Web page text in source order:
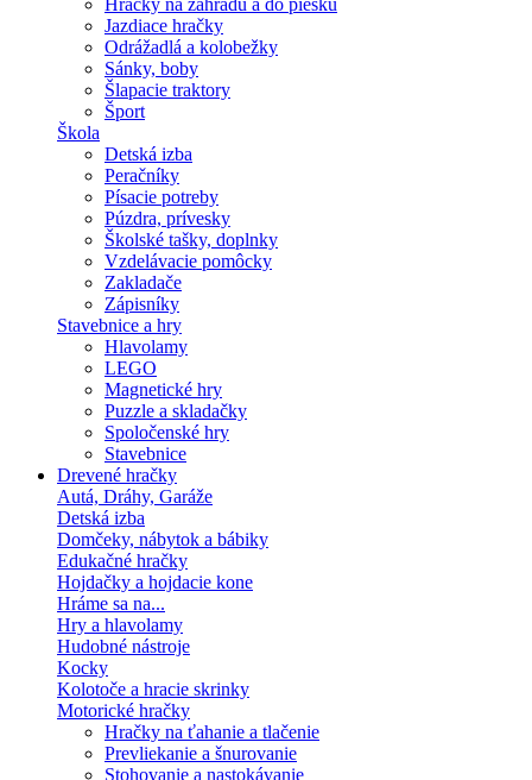
Hračky na záhradu a do piesku
Jazdiace hračky
Odrážadlá a kolobežky
Sánky, boby
Šlapacie traktory
Šport
Škola
Detská izba
Peračníky
Písacie potreby
Púzdra, prívesky
Školské tašky, doplnky
Vzdelávacie pomôcky
Zakladače
Zápisníky
Stavebnice a hry
Hlavolamy
LEGO
Magnetické hry
Puzzle a skladačky
Spoločenské hry
Stavebnice
Drevené hračky
Autá, Dráhy, Garáže
Detská izba
Domčeky, nábytok a bábiky
Edukačné hračky
Hojdačky a hojdacie kone
Hráme sa na...
Hry a hlavolamy
Hudobné nástroje
Kocky
Kolotoče a hracie skrinky
Motorické hračky
Hračky na ťahanie a tlačenie
Prevliekanie a šnurovanie
Stohovanie a nastokávanie